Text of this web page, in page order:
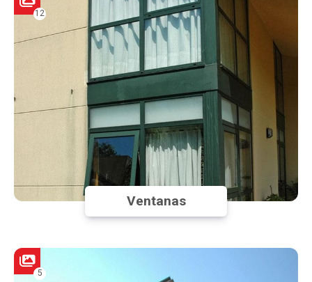
Ventanas
12
5